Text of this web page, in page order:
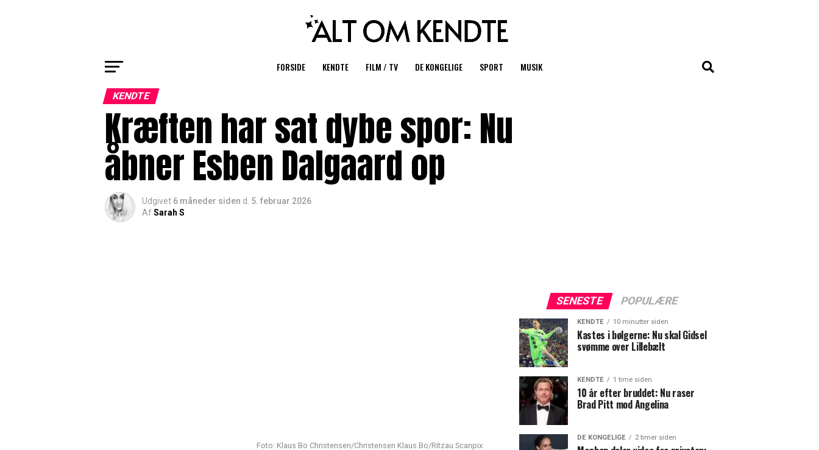
FORSIDE KENDTE FILM / TV DE KONGELIGE SPORT MUSIK
KENDTE
Kræften har sat dybe spor: Nu
åbner Esben Dalgaard op
Udgivet 6 måneder siden d. 5. februar 2026
AfSarah S
Foto: Klaus Bo Christensen/Christensen Klaus Bo/Ritzau Scanpix
SENESTE POPULÆRE
KENDTE 10 minutter siden
Kastes i bølgerne: Nu skal Gidsel
svømme over Lillebælt
KENDTE 1 time siden
10 år efter bruddet: Nu raser
Brad Pitt mod Angelina
DE KONGELIGE 2 timer siden